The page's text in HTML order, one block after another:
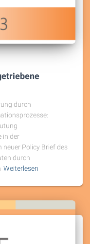
durch
in der
Policy Brief des
durch
Weiterlesen